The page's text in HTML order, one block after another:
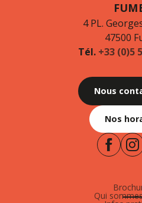
4 PL.
47500
Tél. +33 (0)5
Nous
Nos
Qui